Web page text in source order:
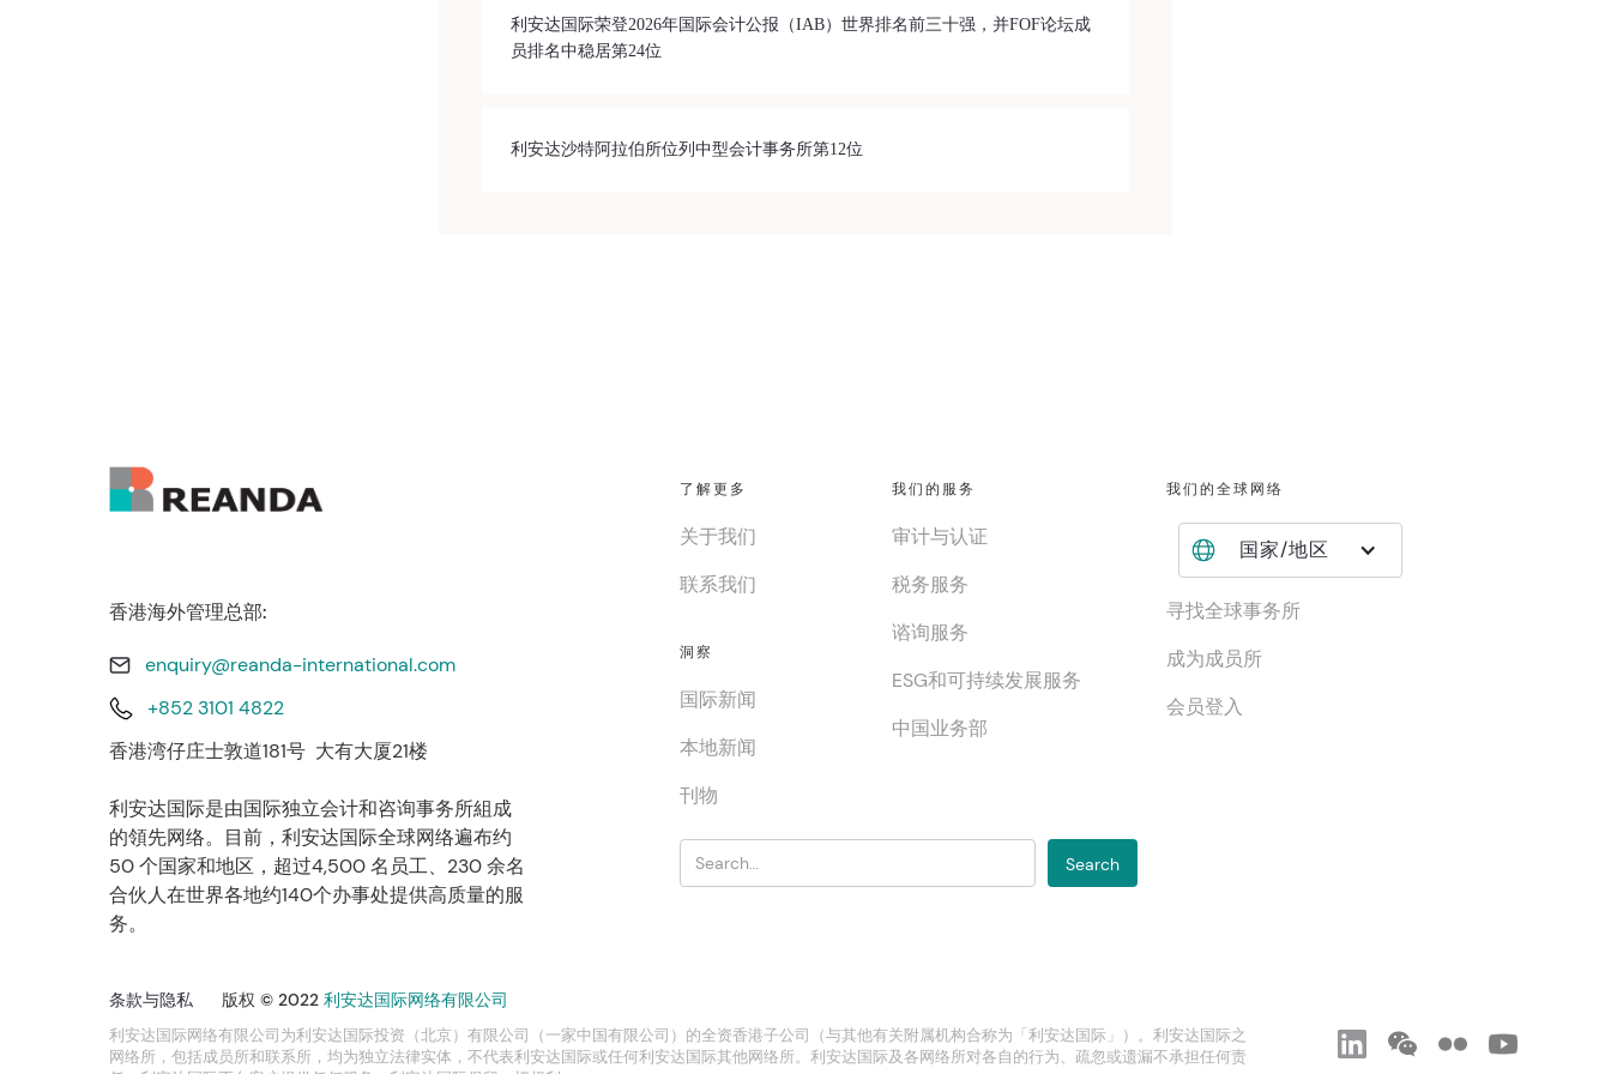
利安达国际荣登2026年国际会计公报（IAB）世界排名前三十强，并FOF论坛成
员排名中稳居第24位
利安达沙特阿拉伯所位列中型会计事务所第12位
香港海外管理总部:
enquiry@reanda-international.com
+852 3101 4822
香港湾仔庄士敦道181号 大有大厦21楼
利安达国际是由国际独立会计和咨询事务所組成
的領先网络。目前，利安达国际全球网络遍布约
50 个国家和地区，超过4,500 名员工、230 余名
合伙人在世界各地约140个办事处提供高质量的服
务。
了解更多
关于我们
联系我们
我们的服务
审计与认证
税务服务
谘询服务
ESG和可持续发展服务
中国业务部
我们的全球网络
国家/地区
寻找全球事务所
成为成员所
会员登入
洞察
国际新闻
本地新闻
刊物
条款与隐私 版权 © 2022利安达国际网络有限公司
利安达国际网络有限公司为利安达国际投资（北京）有限公司（一家中国有限公司）的全资香港子公司（与其他有关附属机构合称为「利安达国际」）。利安达国际之
网络所，包括成员所和联系所，均为独立法律实体，不代表利安达国际或任何利安达国际其他网络所。利安达国际及各网络所对各自的行为、疏忽或遗漏不承担任何责